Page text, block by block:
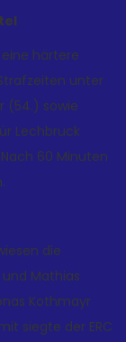
härtere
unter
(54.) sowie
Lechbruck
60 Minuten
die
Mathias
Kothmayr
siegte der ERC